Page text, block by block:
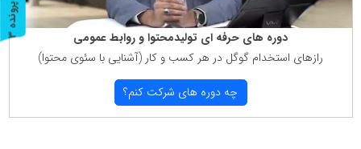
دوره های حرفه ای تولیدمحتوا و روابط عمومی
رازهای استخدام گوگل در هر كسب و كار (آشنایی با سئوی محتوا)
چه دوره های شركت كنم؟
پ
ر
و
ن
د
ه
3